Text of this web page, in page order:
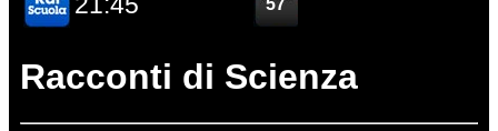
Racconti di Scienza